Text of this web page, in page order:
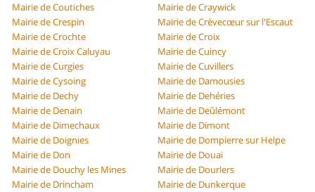
Mairie de Coutiches
Mairie de Craywick
Mairie de Crespin
Mairie de Crèvecœur sur l'Escaut
Mairie de Crochte
Mairie de Croix
Mairie de Croix Caluyau
Mairie de Cuincy
Mairie de Curgies
Mairie de Cuvillers
Mairie de Cysoing
Mairie de Damousies
Mairie de Dechy
Mairie de Dehéries
Mairie de Denain
Mairie de Deûlémont
Mairie de Dimechaux
Mairie de Dimont
Mairie de Doignies
Mairie de Dompierre sur Helpe
Mairie de Don
Mairie de Douai
Mairie de Douchy les Mines
Mairie de Dourlers
Mairie de Drincham
Mairie de Dunkerque